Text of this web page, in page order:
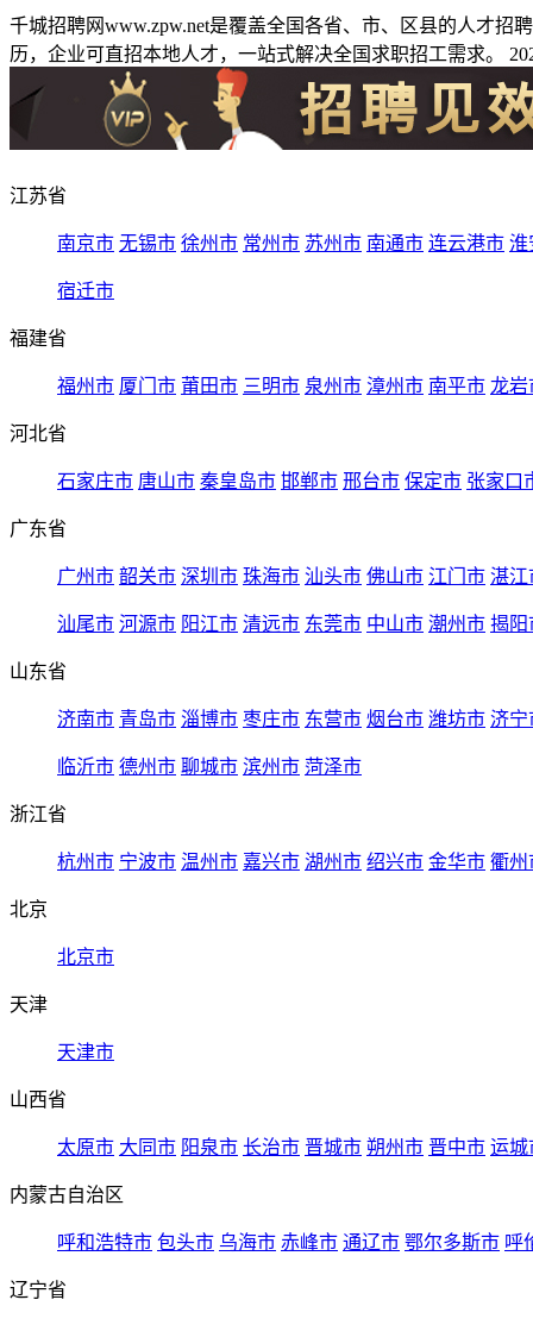
千城招聘网www.zpw.net是覆盖全国各省、市、区县的人才
历，企业可直招本地人才，一站式解决全国求职招工需求。
江苏省
南京市 无锡市 徐州市 常州市 苏州市 南通市 连云港市 淮
宿迁市
福建省
福州市 厦门市 莆田市 三明市 泉州市 漳州市 南平市 龙岩
河北省
石家庄市 唐山市 秦皇岛市 邯郸市 邢台市 保定市 张家口
广东省
广州市 韶关市 深圳市 珠海市 汕头市 佛山市 江门市 湛江
汕尾市 河源市 阳江市 清远市 东莞市 中山市 潮州市 揭阳
山东省
济南市 青岛市 淄博市 枣庄市 东营市 烟台市 潍坊市 济宁
临沂市 德州市 聊城市 滨州市 菏泽市
浙江省
杭州市 宁波市 温州市 嘉兴市 湖州市 绍兴市 金华市 衢州
北京
北京市
天津
天津市
山西省
太原市 大同市 阳泉市 长治市 晋城市 朔州市 晋中市 运城
内蒙古自治区
呼和浩特市 包头市 乌海市 赤峰市 通辽市 鄂尔多斯市 呼
辽宁省